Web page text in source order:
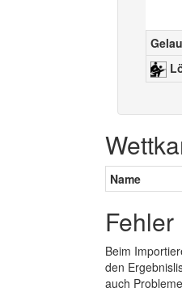
Name
Beim
den
auch